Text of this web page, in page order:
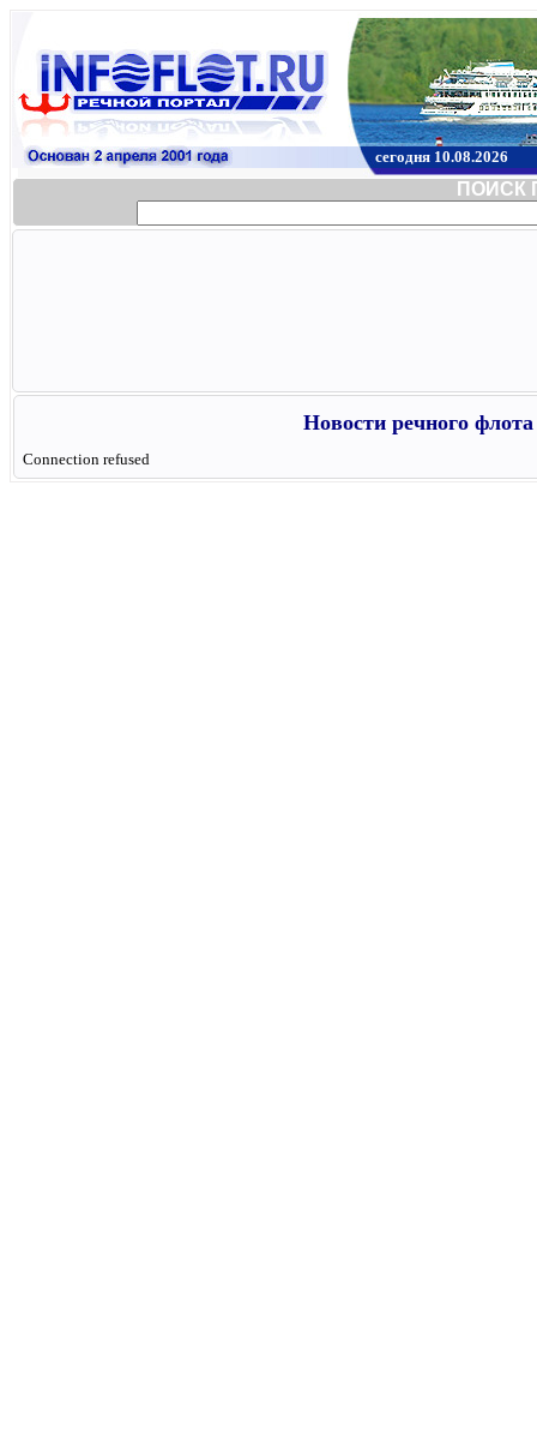
сегодня 10.08.2026
ПОИСК
Новости речного
Connection refused